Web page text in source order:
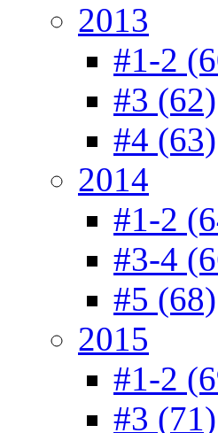
2013
#1-2
#3 (62)
#4 (63)
2014
#1-2
#3-4
#5 (68)
2015
#1-2
#3 (71)